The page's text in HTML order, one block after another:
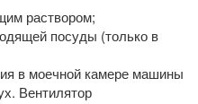
раствором;
посуды (только в
в моечной камере машины
Вентилятор